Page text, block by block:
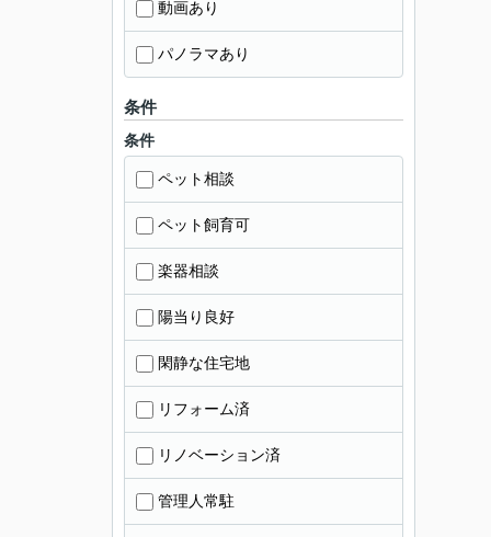
動画あり
パノラマあり
条件
条件
ペット相談
ペット飼育可
楽器相談
陽当り良好
閑静な住宅地
リフォーム済
リノベーション済
管理人常駐